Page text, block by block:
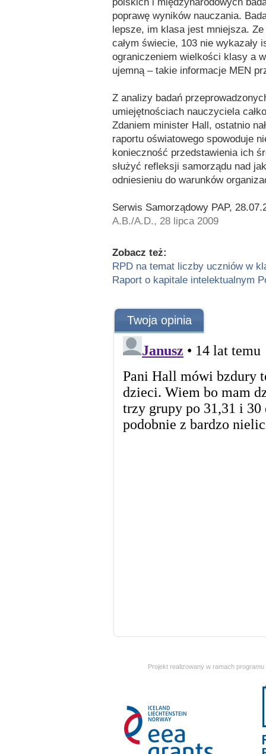
poprawę wyników nauczania.
lepsze, im klasa jest mniejsza.
całym świecie, 103 nie
ograniczeniem wielkości klasy a
ujemną – takie informacje MEN
Z analizy badań
umiejętnościach nauczyciela
Zdaniem minister Hall, ostatnio
raportu oświatowego spowoduje
konieczność przedstawienia ich
służyć refleksji samorządu nad
odniesieniu do warunków
Serwis Samorządowy PAP,
A.B./A.D., 28 lipca 2009
Zobacz też:
RPD na temat liczby uczniów w
Raport o kapitale intelektualnym
Twoja opinia
Projekt realizowany w ramach